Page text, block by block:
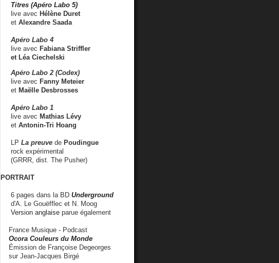
Titres (Apéro Labo 5)
live avec Hélène Duret
et Alexandre Saada
Apéro Labo 4
live avec Fabiana Striffler
et Léa Ciechelski
Apéro Labo 2 (Codex)
live avec Fanny Meteier
et Maëlle Desbrosses
Apéro Labo 1
live avec Mathias Lévy
et Antonin-Tri Hoang
LP La preuve de Poudingue
rock expérimental
(GRRR, dist. The Pusher)
PORTRAIT
6 pages dans la BD Underground
d'A. Le Gouëfflec et N. Moog
Version anglaise parue également
France Musique - Podcast
Ocora Couleurs du Monde
Émission de Françoise Degeorges
sur Jean-Jacques Birgé